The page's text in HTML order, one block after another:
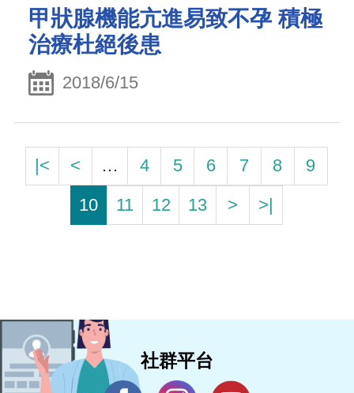
甲狀腺機能亢進易致不孕 積極
治療杜絕後患
2018/6/15
|< < … 4 5 6 7 8
9
10
11 12 13 > >|
社群平台